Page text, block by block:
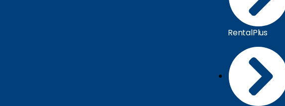
RentalPlus